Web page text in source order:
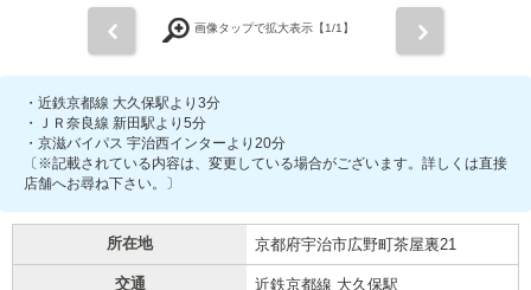
画像タップで拡大表示【1/1】
・近鉄京都線 大久保駅より3分
・ＪＲ奈良線 新田駅より5分
・京滋バイパス 宇治西インターより20分
〔※記載されている内容は、変更している場合がございます。詳しくは直接
店舗へお尋ね下さい。〕
所在地 京都府宇治市広野町茶屋裏21
交通 近鉄京都線 大久保駅